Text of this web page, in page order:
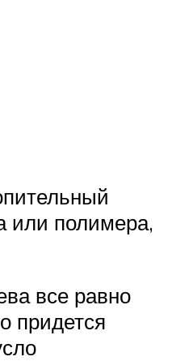
или полимера,
все равно
придется